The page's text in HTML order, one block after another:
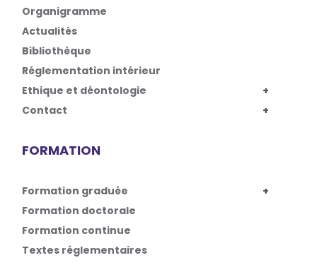
Organigramme
Actualités
Bibliothèque
Réglementation intérieur
Ethique et déontologie
Contact
FORMATION
Formation graduée
Formation doctorale
Formation continue
Textes réglementaires